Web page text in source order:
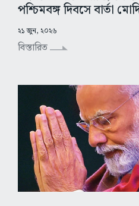
পশ্চিমবঙ্গ দিবসে বার্তা
২১ জুন, ২০২৬
বিস্তারিত